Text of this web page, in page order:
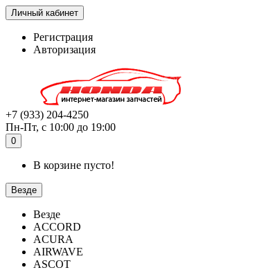
Личный кабинет
Регистрация
Авторизация
+7 (933) 204-4250
Пн-Пт, с 10:00 до 19:00
0
В корзине пусто!
Везде
Везде
ACCORD
ACURA
AIRWAVE
ASCOT